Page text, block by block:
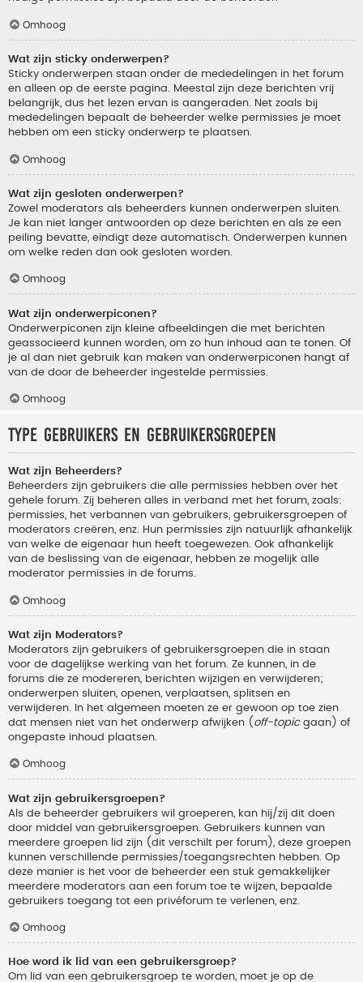
Omhoog
Wat zijn sticky onderwerpen?
Sticky onderwerpen staan onder de mededelingen in het forum
en alleen op de eerste pagina. Meestal zijn deze berichten vrij
belangrijk, dus het lezen ervan is aangeraden. Net zoals bij
mededelingen bepaalt de beheerder welke permissies je moet
hebben om een sticky onderwerp te plaatsen.
Omhoog
Wat zijn gesloten onderwerpen?
Zowel moderators als beheerders kunnen onderwerpen sluiten.
Je kan niet langer antwoorden op deze berichten en als ze een
peiling bevatte, eindigt deze automatisch. Onderwerpen kunnen
om welke reden dan ook gesloten worden.
Omhoog
Wat zijn onderwerpiconen?
Onderwerpiconen zijn kleine afbeeldingen die met berichten
geassocieerd kunnen worden, om zo hun inhoud aan te tonen. Of
je al dan niet gebruik kan maken van onderwerpiconen hangt af
van de door de beheerder ingestelde permissies.
Omhoog
Type gebruikers en gebruikersgroepen
Wat zijn Beheerders?
Beheerders zijn gebruikers die alle permissies hebben over het
gehele forum. Zij beheren alles in verband met het forum, zoals:
permissies, het verbannen van gebruikers, gebruikersgroepen of
moderators creëren, enz. Hun permissies zijn natuurlijk afhankelijk
van welke de eigenaar hun heeft toegewezen. Ook afhankelijk
van de beslissing van de eigenaar, hebben ze mogelijk alle
moderator permissies in de forums.
Omhoog
Wat zijn Moderators?
Moderators zijn gebruikers of gebruikersgroepen die in staan
voor de dagelijkse werking van het forum. Ze kunnen, in de
forums die ze modereren, berichten wijzigen en verwijderen;
onderwerpen sluiten, openen, verplaatsen, splitsen en
verwijderen. In het algemeen moeten ze er gewoon op toe zien
dat mensen niet van het onderwerp afwijken ( off-topicgaan) of
ongepaste inhoud plaatsen.
Omhoog
Wat zijn gebruikersgroepen?
Als de beheerder gebruikers wil groeperen, kan hij/zij dit doen
door middel van gebruikersgroepen. Gebruikers kunnen van
meerdere groepen lid zijn (dit verschilt per forum), deze groepen
kunnen verschillende permissies/toegangsrechten hebben. Op
deze manier is het voor de beheerder een stuk gemakkelijker
meerdere moderators aan een forum toe te wijzen, bepaalde
gebruikers toegang tot een privéforum te verlenen, enz.
Omhoog
Hoe word ik lid van een gebruikersgroep?
Om lid van een gebruikersgroep te worden, moet je op de